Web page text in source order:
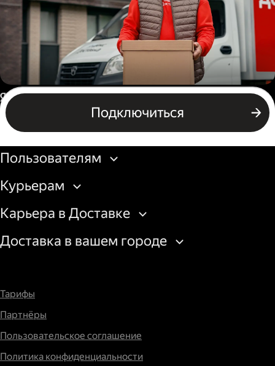
Водитель грузового авто
Подключиться
Подключиться
Россия
Бизнесу
Пользователям
Курьерам
Карьера в Доставке
Доставка в вашем городе
Тарифы
Партнёры
Пользовательское соглашение
Политика конфиденциальности